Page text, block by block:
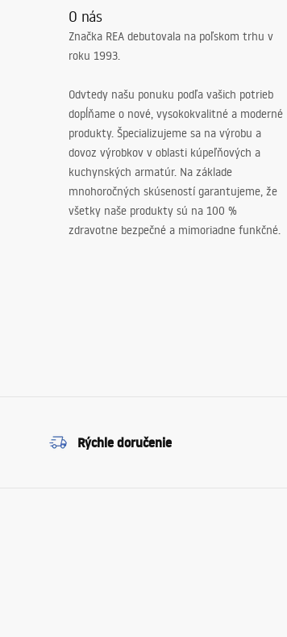
O nás
Značka REA debutovala na poľskom trhu v
roku 1993.
Odvtedy našu ponuku podľa vašich potrieb
dopĺňame o nové, vysokokvalitné a moderné
produkty. Špecializujeme sa na výrobu a
dovoz výrobkov v oblasti kúpeľňových a
kuchynských armatúr. Na základe
mnohoročných skúseností garantujeme, že
všetky naše produkty sú na 100 %
zdravotne bezpečné a mimoriadne funkčné.
Rýchle doručenie